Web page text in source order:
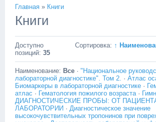
Главная » Книги
Книги
Доступно
позиций: 35
Сортировка: ↑
Наименование: Все · "Национальное
лабораторной диагностике". Том 2. · Атлас
Биомаркеры в лабораторной диагностике ·
атлас · Гематология пожилого возраста·
ДИАГНОСТИЧЕСКИЕ ПРОБЫ: ОТ
ЛАБОРАТОРИИ · Диагностическое значение
высокочувствительных тропонинов при